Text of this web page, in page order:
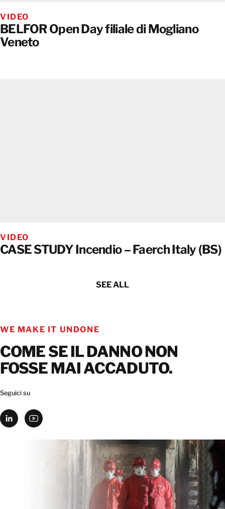
VIDEO
BELFOR Open Day filiale di Mogliano
Veneto
VIDEO
CASE STUDY Incendio – Faerch Italy (BS)
SEE ALL
WE MAKE IT UNDONE
COME SE IL DANNO NON
FOSSE MAI ACCADUTO.
Seguici su